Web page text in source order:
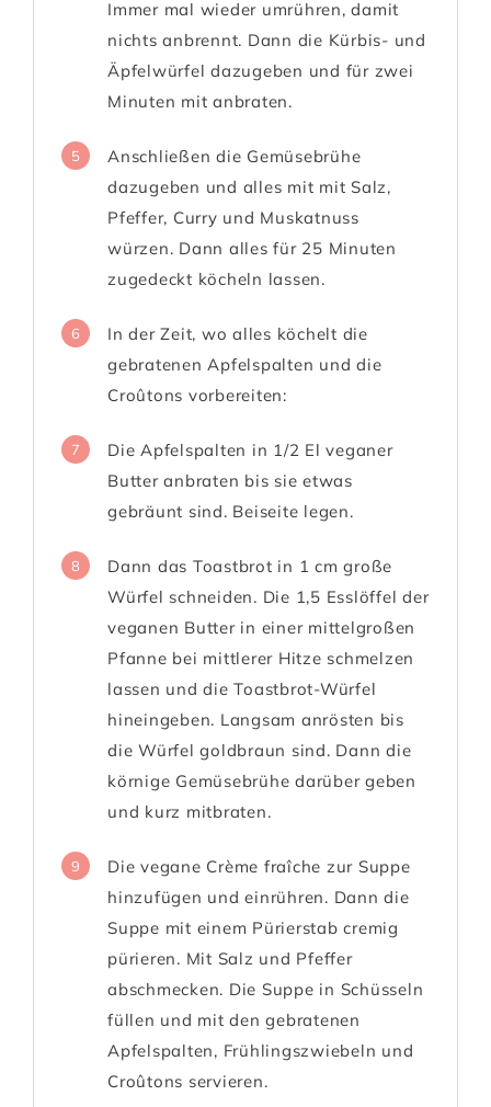
Immer mal wieder umrühren, damit
nichts anbrennt. Dann die Kürbis- und
Äpfelwürfel dazugeben und für zwei
Minuten mit anbraten.
5
Anschließen die Gemüsebrühe
dazugeben und alles mit mit Salz,
Pfeffer, Curry und Muskatnuss
würzen. Dann alles für 25 Minuten
zugedeckt köcheln lassen.
6
In der Zeit, wo alles köchelt die
gebratenen Apfelspalten und die
Croûtons vorbereiten:
7
Die Apfelspalten in 1/2 El veganer
Butter anbraten bis sie etwas
gebräunt sind. Beiseite legen.
8
Dann das Toastbrot in 1 cm große
Würfel schneiden. Die 1,5 Esslöffel der
veganen Butter in einer mittelgroßen
Pfanne bei mittlerer Hitze schmelzen
lassen und die Toastbrot-Würfel
hineingeben. Langsam anrösten bis
die Würfel goldbraun sind. Dann die
körnige Gemüsebrühe darüber geben
und kurz mitbraten.
9
Die vegane Crème fraîche zur Suppe
hinzufügen und einrühren. Dann die
Suppe mit einem Pürierstab cremig
pürieren. Mit Salz und Pfeffer
abschmecken. Die Suppe in Schüsseln
füllen und mit den gebratenen
Apfelspalten, Frühlingszwiebeln und
Croûtons servieren.